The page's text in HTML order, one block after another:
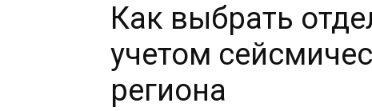
Как выбрать
учетом
региона